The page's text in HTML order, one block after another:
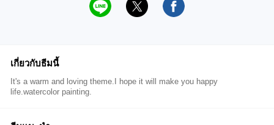
เกี่ยวกับธีมนี้
It's a warm and loving theme.I hope it will make you happy
life.watercolor painting.